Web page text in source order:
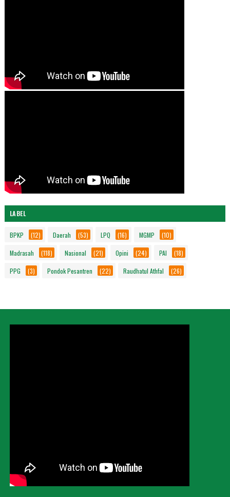
LABEL
BPKP (12) Daerah (53) LPQ (16) MGMP (10)
Madrasah (118) Nasional (21) Opini (24) PAI (18)
PPG (3) Pondok Pesantren (22) Raudhatul Athfal (26)